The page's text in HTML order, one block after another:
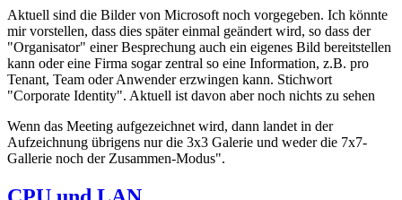
Aktuell sind die Bilder von Microsoft noch vorgegeben. Ich könnte
mir vorstellen, dass dies später einmal geändert wird, so dass der
"Organisator" einer Besprechung auch ein eigenes Bild bereitstellen
kann oder eine Firma sogar zentral so eine Information, z.B. pro
Tenant, Team oder Anwender erzwingen kann. Stichwort
"Corporate Identity". Aktuell ist davon aber noch nichts zu sehen
Wenn das Meeting aufgezeichnet wird, dann landet in der
Aufzeichnung übrigens nur die 3x3 Galerie und weder die 7x7-
Gallerie noch der Zusammen-Modus".